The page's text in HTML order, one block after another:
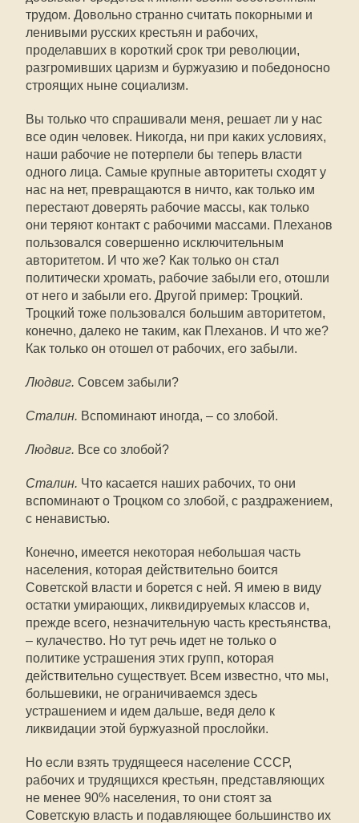
трудом. Довольно странно считать покорными и
ленивыми русских крестьян и рабочих,
проделавших в короткий срок три революции,
разгромивших царизм и буржуазию и победоносно
строящих ныне социализм.
Вы только что спрашивали меня, решает ли у нас
все один человек. Никогда, ни при каких условиях,
наши рабочие не потерпели бы теперь власти
одного лица. Самые крупные авторитеты сходят у
нас на нет, превращаются в ничто, как только им
перестают доверять рабочие массы, как только
они теряют контакт с рабочими массами. Плеханов
пользовался совершенно исключительным
авторитетом. И что же? Как только он стал
политически хромать, рабочие забыли его, отошли
от него и забыли его. Другой пример: Троцкий.
Троцкий тоже пользовался большим авторитетом,
конечно, далеко не таким, как Плеханов. И что же?
Как только он отошел от рабочих, его забыли.
Людвиг. Совсем забыли?
Сталин. Вспоминают иногда, – со злобой.
Людвиг. Все со злобой?
Сталин. Что касается наших рабочих, то они
вспоминают о Троцком со злобой, с раздражением,
с ненавистью.
Конечно, имеется некоторая небольшая часть
населения, которая действительно боится
Советской власти и борется с ней. Я имею в виду
остатки умирающих, ликвидируемых классов и,
прежде всего, незначительную часть крестьянства,
– кулачество. Но тут речь идет не только о
политике устрашения этих групп, которая
действительно существует. Всем известно, что мы,
большевики, не ограничиваемся здесь
устрашением и идем дальше, ведя дело к
ликвидации этой буржуазной прослойки.
Но если взять трудящееся население СССР,
рабочих и трудящихся крестьян, представляющих
не менее 90% населения, то они стоят за
Советскую власть и подавляющее большинство их